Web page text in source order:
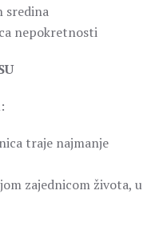
sredina
nepokretnosti
traje najmanje
zajednicom života, u